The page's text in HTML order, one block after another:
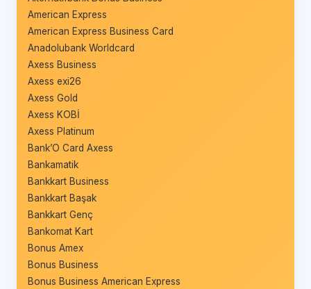
American Express
American Express Business Card
Anadolubank Worldcard
Axess Business
Axess exi26
Axess Gold
Axess KOBİ
Axess Platinum
Bank’O Card Axess
Bankamatik
Bankkart Business
Bankkart Başak
Bankkart Genç
Bankomat Kart
Bonus Amex
Bonus Business
Bonus Business American Express